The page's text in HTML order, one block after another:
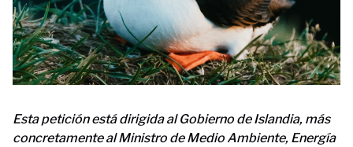
Esta petición está dirigida al Gobierno de Islandia, más
concretamente al Ministro de Medio Ambiente, Energía